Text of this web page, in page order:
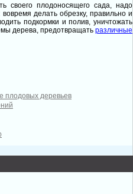
своего плодоносящего сада, надо
делать обрезку, правильно и
подкормки и полив, уничтожать
дерева, предотвращать различные
плодовых деревьев